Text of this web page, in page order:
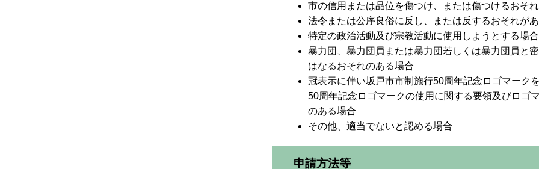
市の信用または品位を傷つけ、または傷つけるおそ
法令または公序良俗に反し、または反するおそれが
特定の政治活動及び宗教活動に使用しようとする場合
暴力団、暴力団員または暴力団若しくは暴力団員と
はなるおそれのある場合
冠表示に伴い坂戸市市制施行50周年記念ロゴマーク
50周年記念ロゴマークの使用に関する要領及びロゴ
のある場合
その他、適当でないと認める場合
申請方法等